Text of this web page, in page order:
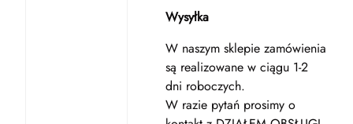
Wysyłka
W naszym sklepie zamówienia
są realizowane w ciągu 1-2
dni roboczych.
W razie pytań prosimy o